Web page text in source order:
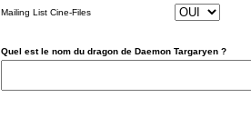
Mailing List Cine-Files
Quel est le nom du dragon de Daemon Targaryen ?